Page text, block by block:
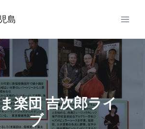
島
楽団 吉次郎ライ
ブ